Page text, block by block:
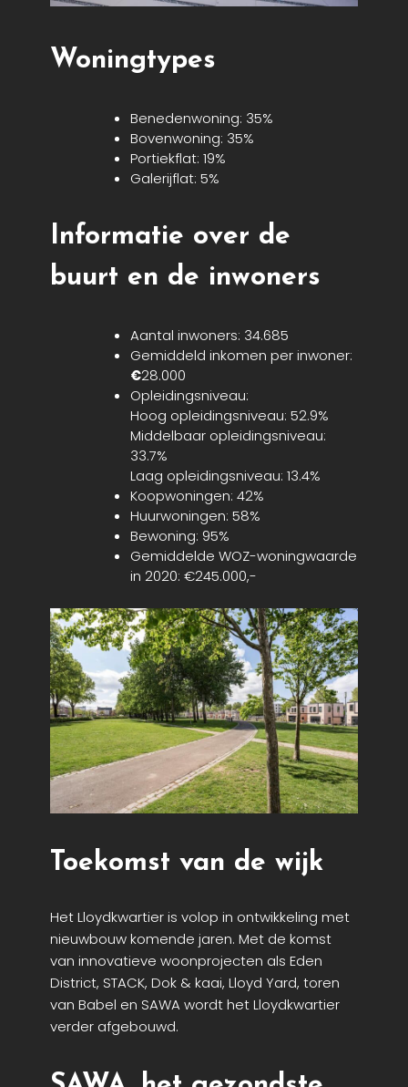
Woningtypes
Benedenwoning: 35%
Bovenwoning: 35%
Portiekflat: 19%
Galerijflat: 5%
Informatie over de
buurt en de inwoners
Aantal inwoners: 34.685
Gemiddeld inkomen per inwoner:
€28.000
Opleidingsniveau:
Hoog opleidingsniveau: 52.9%
Middelbaar opleidingsniveau:
33.7%
Laag opleidingsniveau: 13.4%
Koopwoningen: 42%
Huurwoningen: 58%
Bewoning: 95%
Gemiddelde WOZ-woningwaarde
in 2020: €245.000,-
Toekomst van de wijk
Het Lloydkwartier is volop in ontwikkeling met
nieuwbouw komende jaren. Met de komst
van innovatieve woonprojecten als Eden
District, STACK, Dok & kaai, Lloyd Yard, toren
van Babel en SAWA wordt het Lloydkwartier
verder afgebouwd.